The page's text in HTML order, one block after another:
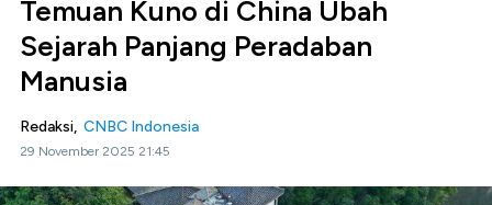
Temuan Kuno di China Ubah
Sejarah Panjang Peradaban
Manusia
Redaksi, CNBC Indonesia
29 November 2025 21:45